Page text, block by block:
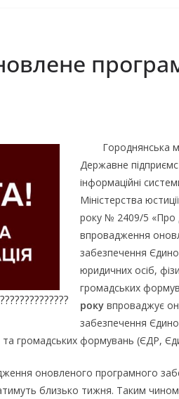
Городнянська
Державне
інформаційні
Міністерства
року № 2409/5 «Про
впровадження
забезпечення
юридичних осіб,
громадських
року впроваджує
забезпечення
та громадських формувань (ЄДР,
оновленого програмного
близько тижня. Таким